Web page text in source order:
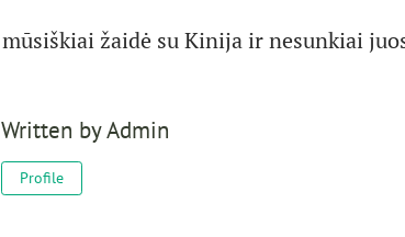
žaidė su Kinija ir nesunkiai
Written byAdmin
Profile